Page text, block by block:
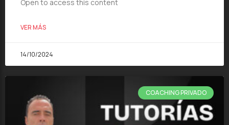
Open to access this content
VER MÁS
14/10/2024
COACHING PRIVADO